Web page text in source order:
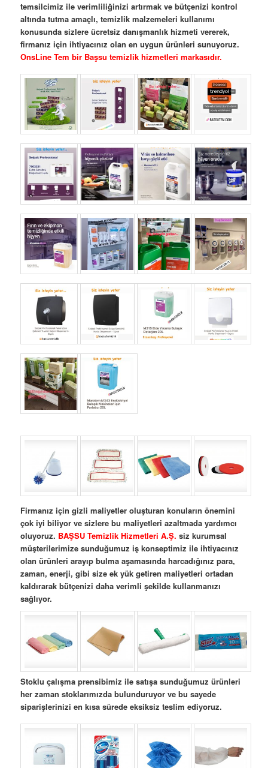
temsilcimiz ile verimliliğinizi artırmak ve bütçenizi kontrol
altında tutma amaçlı, temizlik malzemeleri kullanımı
konusunda sizlere ücretsiz danışmanlık hizmeti vererek,
firmanız için ihtiyacınız olan en uygun ürünleri sunuyoruz.
OnsLine Tem bir Başsu temizlik hizmetleri markasıdır.
Firmanız için gizli maliyetler oluşturan konuların önemini
çok iyi biliyor ve sizlere bu maliyetleri azaltmada yardımcı
oluyoruz. BAŞSU Temizlik Hizmetleri A.Ş. siz kurumsal
müşterilerimize sunduğumuz iş konseptimiz ile ihtiyacınız
olan ürünleri arayıp bulma aşamasında harcadığınız para,
zaman, enerji, gibi size ek yük getiren maliyetleri ortadan
kaldırarak bütçenizi daha verimli şekilde kullanmanızı
sağlıyor.
Stoklu çalışma prensibimiz ile satışa sunduğumuz ürünleri
her zaman stoklarımızda bulunduruyor ve bu sayede
siparişlerinizi en kısa sürede eksiksiz teslim ediyoruz.